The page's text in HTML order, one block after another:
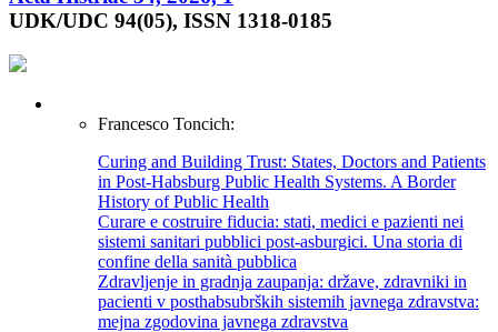
UDK/UDC 94(05), ISSN 1318-0185
Francesco Toncich:
Curing and Building Trust: States, Doctors and Patients
in Post-Habsburg Public Health Systems. A Border
History of Public Health
Curare e costruire fiducia: stati, medici e pazienti nei
sistemi sanitari pubblici post-asburgici. Una storia di
confine della sanità pubblica
Zdravljenje in gradnja zaupanja: države, zdravniki in
pacienti v posthabsubrških sistemih javnega zdravstva:
mejna zgodovina javnega zdravstva